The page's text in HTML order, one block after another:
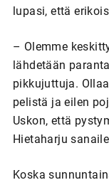
lupasi, että
– Olemme
lähdetään
pikkujuttuja.
pelistä ja eilen
Uskon, että
Hietaharju
Koska